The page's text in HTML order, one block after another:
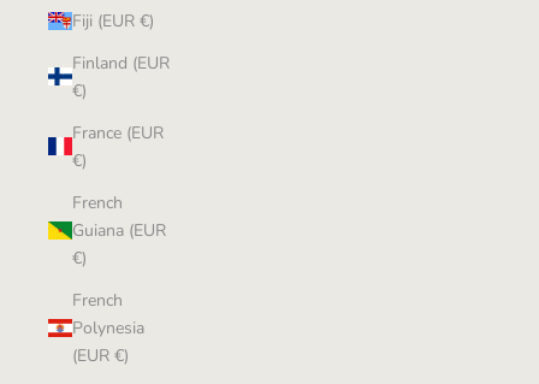
Fiji (EUR €)
Finland (EUR
€)
France (EUR
€)
French
Guiana (EUR
€)
French
Polynesia
(EUR €)